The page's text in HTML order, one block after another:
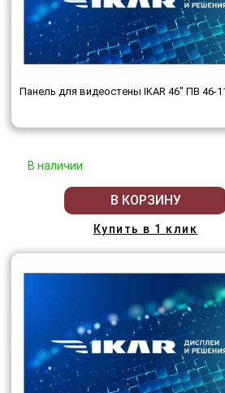
Панель для видеостены IKAR 46" ПВ 46-
В наличии
В КОРЗИНУ
Купить в 1 клик